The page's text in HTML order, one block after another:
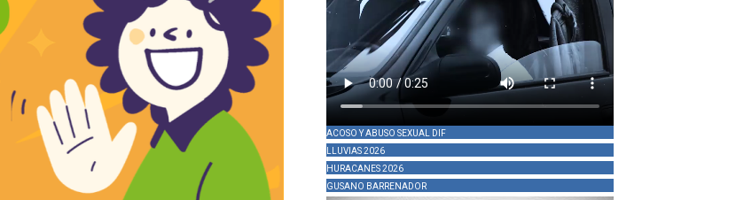
ACOSO Y ABUSO SEXUAL DIF
LLUVIAS 2026
HURACANES 2026
GUSANO BARRENADOR